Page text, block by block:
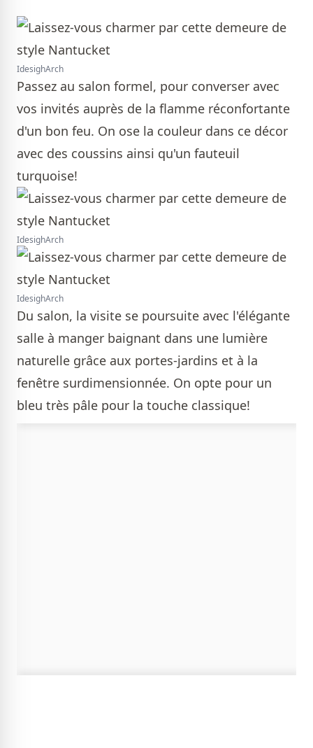
IdesighArch
Passez au salon formel, pour converser avec
vos invités auprès de la flamme réconfortante
d'un bon feu. On ose la couleur dans ce décor
avec des coussins ainsi qu'un fauteuil
turquoise!
IdesighArch
IdesighArch
Du salon, la visite se poursuite avec l'élégante
salle à manger baignant dans une lumière
naturelle grâce aux portes-jardins et à la
fenêtre surdimensionnée. On opte pour un
bleu très pâle pour la touche classique!